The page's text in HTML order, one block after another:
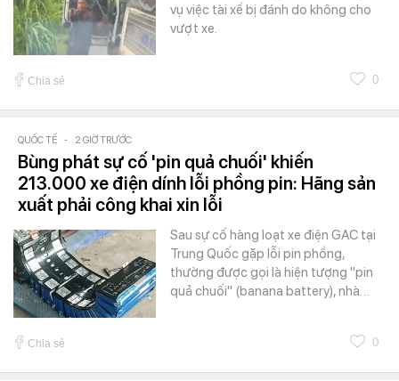
vụ việc tài xế bị đánh do không cho
vượt xe.
Chia sẻ 0
QUỐC TẾ - 2 GIỜ TRƯỚC
Bùng phát sự cố 'pin quả chuối' khiến
213.000 xe điện dính lỗi phồng pin: Hãng sản
xuất phải công khai xin lỗi
Sau sự cố hàng loạt xe điện GAC tại
Trung Quốc gặp lỗi pin phồng,
thường được gọi là hiện tượng "pin
quả chuối" (banana battery), nhà…
Chia sẻ 0